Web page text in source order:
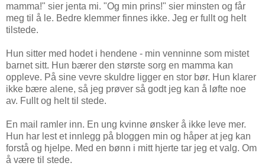
mamma!" sier jenta mi. "Og min prins!" sier minsten og får
meg til å le. Bedre klemmer finnes ikke. Jeg er fullt og helt
tilstede.
Hun sitter med hodet i hendene - min venninne som mistet
barnet sitt. Hun bærer den største sorg en mamma kan
oppleve. På sine vevre skuldre ligger en stor bør. Hun klarer
ikke bære alene, så jeg prøver så godt jeg kan å løfte noe
av. Fullt og helt til stede.
En mail ramler inn. En ung kvinne ønsker å ikke leve mer.
Hun har lest et innlegg på bloggen min og håper at jeg kan
forstå og hjelpe. Med en bønn i mitt hjerte tar jeg et valg. Om
å være til stede.